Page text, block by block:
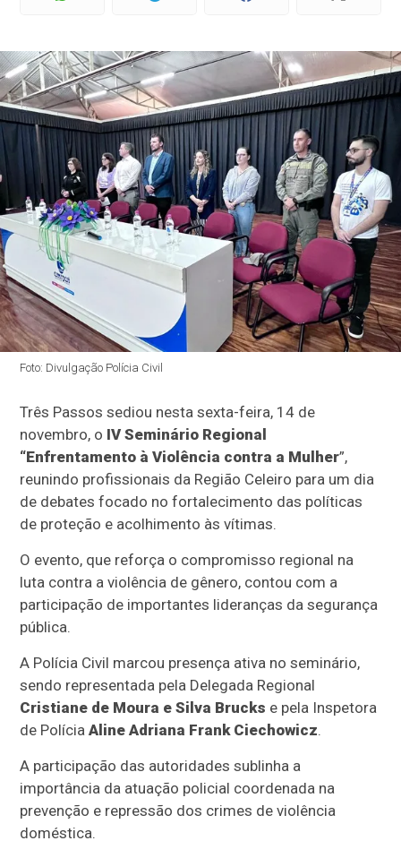
Foto: Divulgação Polícia Civil
Três Passos sediou nesta sexta-feira, 14 de
novembro, o IV Seminário Regional
“Enfrentamento à Violência contra a Mulher”,
reunindo profissionais da Região Celeiro para um dia
de debates focado no fortalecimento das políticas
de proteção e acolhimento às vítimas.
O evento, que reforça o compromisso regional na
luta contra a violência de gênero, contou com a
participação de importantes lideranças da segurança
pública.
A Polícia Civil marcou presença ativa no seminário,
sendo representada pela Delegada Regional
Cristiane de Moura e Silva Brucks e pela Inspetora
de PolíciaAline Adriana Frank Ciechowicz.
A participação das autoridades sublinha a
importância da atuação policial coordenada na
prevenção e repressão dos crimes de violência
doméstica.